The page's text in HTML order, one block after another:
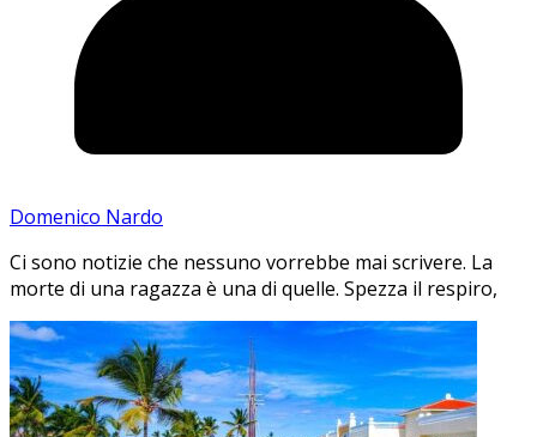
Domenico Nardo
Ci sono notizie che nessuno vorrebbe mai scrivere. La
morte di una ragazza è una di quelle. Spezza il respiro,